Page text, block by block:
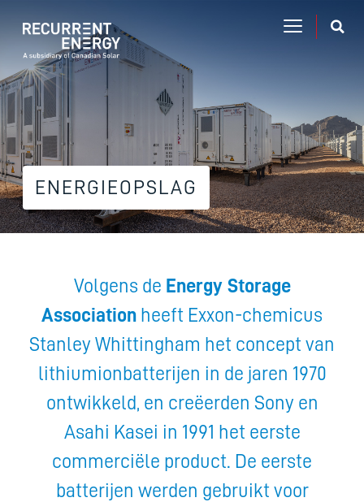
ENERGIEOPSLAG
Volgens de Energy Storage
Association heeft Exxon-chemicus
Stanley Whittingham het concept van
lithiumionbatterijen in de jaren 1970
ontwikkeld, en creëerden Sony en
Asahi Kasei in 1991 het eerste
commerciële product. De eerste
batterijen werden gebruikt voor